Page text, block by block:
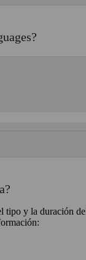
y la duración